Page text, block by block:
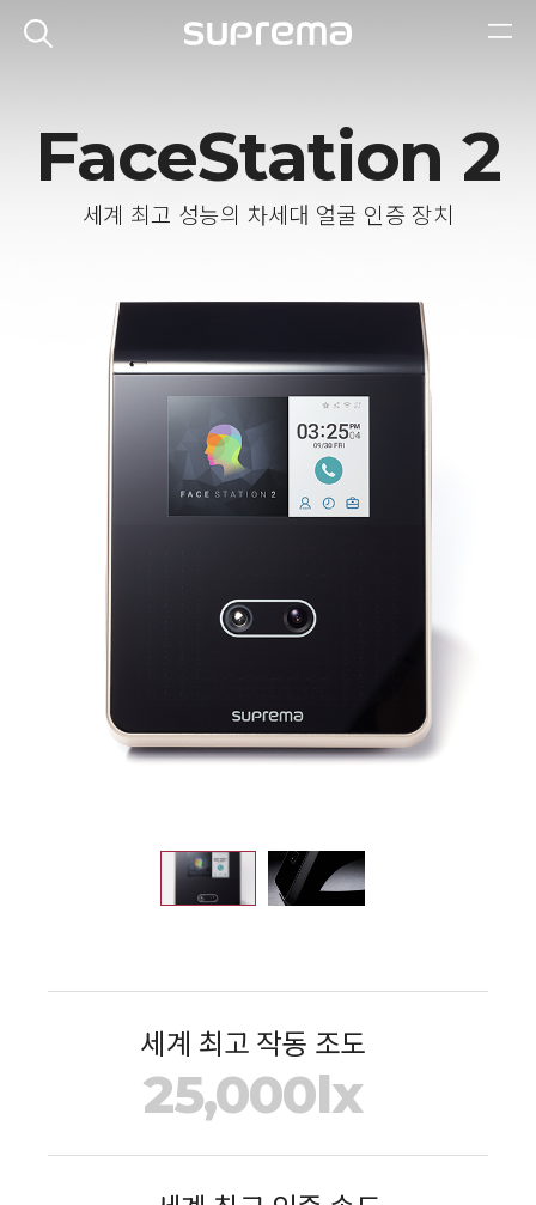
FaceStation 2
세계 최고 성능의 차세대 얼굴 인증 장치
세계 최고 작동 조도
25,000lx